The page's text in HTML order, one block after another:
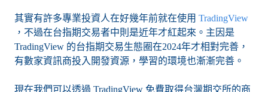
其實有許多專業投資人在好幾年前就在使用 TradingView
，不過在台指期交易者中則是近年才紅起來。主因是
TradingView 的台指期交易生態圈在2024年才相對完善，
有數家資訊商投入開發資源，學習的環境也漸漸完善。
現在我們可以透過 TradingView 免費取得台灣期交所的商